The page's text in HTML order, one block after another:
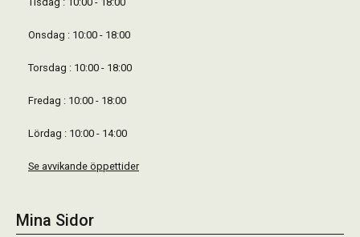
Onsdag : 10:00 - 18:00
Torsdag : 10:00 - 18:00
Fredag : 10:00 - 18:00
Lördag : 10:00 - 14:00
Se avvikande öppettider
Mina Sidor